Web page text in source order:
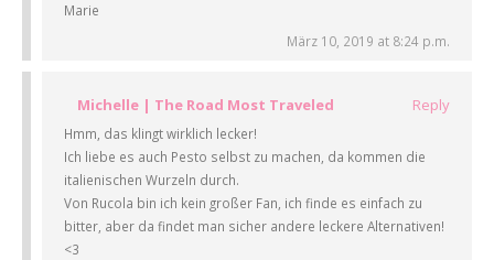
Marie
März 10, 2019 at 8:24 p.m.
Michelle | The Road Most Traveled Reply
Hmm, das klingt wirklich lecker!
Ich liebe es auch Pesto selbst zu machen, da kommen die
italienischen Wurzeln durch.
Von Rucola bin ich kein großer Fan, ich finde es einfach zu
bitter, aber da findet man sicher andere leckere Alternativen!
<3